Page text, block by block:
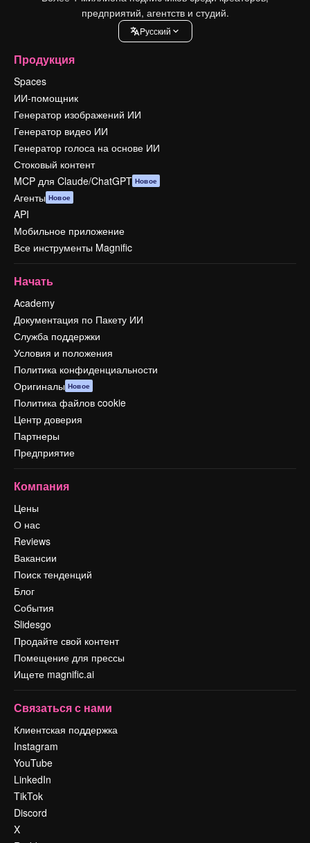
предприятий, агентств и студий.
Pусский
Продукция
Spaces
ИИ-помощник
Генератор изображений ИИ
Генератор видео ИИ
Генератор голоса на основе ИИ
Стоковый контент
MCP для Claude/ChatGPT Новое
Агенты Новое
API
Мобильное приложение
Все инструменты Magnific
Начать
Academy
Документация по Пакету ИИ
Служба поддержки
Условия и положения
Политика конфиденциальности
Оригиналы Новое
Политика файлов cookie
Центр доверия
Партнеры
Предприятие
Компания
Цены
О нас
Reviews
Вакансии
Поиск тенденций
Блог
События
Slidesgo
Продайте свой контент
Помещение для прессы
Ищете magnific.ai
Связаться с нами
Клиентская поддержка
Instagram
YouTube
LinkedIn
TikTok
Discord
X